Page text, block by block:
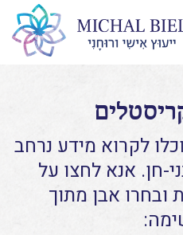
לקרוא מידע נרחב
חן. אנא לחצו על
אבן מתוך